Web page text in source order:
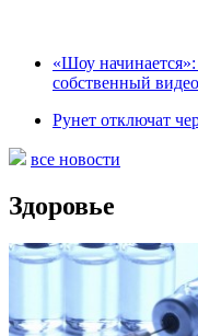
«Шоу
собственный
Рунет отключат
все новости
Здоровье